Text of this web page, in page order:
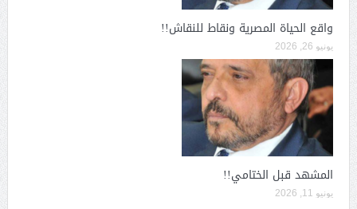
واقع الحياة المصرية ونقاط للنقاش!!
يونيو 26, 2026
المشهد قبل الختامي!!
يونيو 11, 2026